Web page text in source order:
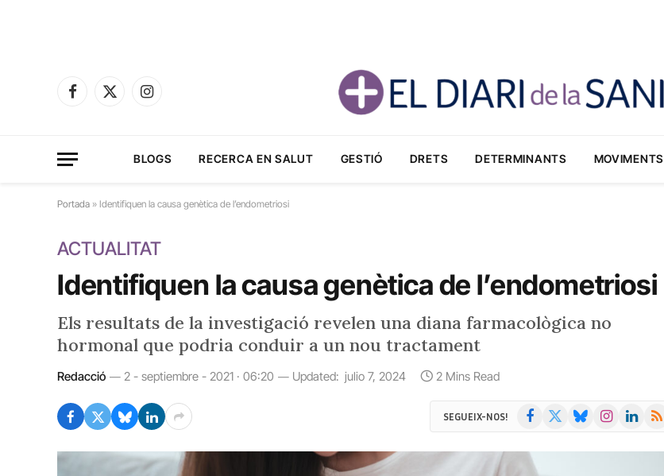
Facebook
X
Instagram
BLOGS RECERCA EN SALUT GESTIÓ DRETS DETERMINANTS MOVIMENTS
Portada » Identifiquen la causa genètica de l’endometriosi
ACTUALITAT
Identifiquen la causa genètica de l’endometriosi
Els resultats de la investigació revelen una diana farmacològica no
hormonal que podria conduir a un nou tractament
Redacció 2 - septiembre - 2021 · 06:20 Updated: julio 7, 2024 2 Mins Read
SEGUEIX-NOS! Facebook BlueskyInstagramLinkedIn
RSS